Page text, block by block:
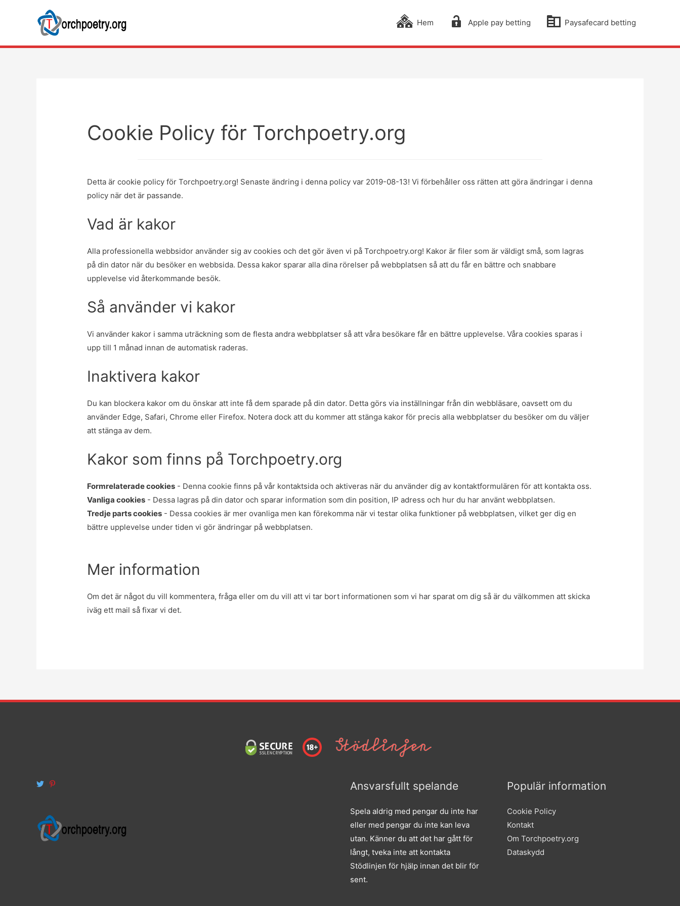
Hem Apple pay betting Paysafecard betting
Cookie Policy för Torchpoetry.org
Detta är cookie policy för Torchpoetry.org! Senaste ändring i denna policy var 2019-08-13! Vi förbehåller oss rätten att göra ändringar i denna
policy när det är passande.
Vad är kakor
Alla professionella webbsidor använder sig av cookies och det gör även vi på Torchpoetry.org! Kakor är filer som är väldigt små, som lagras
på din dator när du besöker en webbsida. Dessa kakor sparar alla dina rörelser på webbplatsen så att du får en bättre och snabbare
upplevelse vid återkommande besök.
Så använder vi kakor
Vi använder kakor i samma uträckning som de flesta andra webbplatser så att våra besökare får en bättre upplevelse. Våra cookies sparas i
upp till 1 månad innan de automatisk raderas.
Inaktivera kakor
Du kan blockera kakor om du önskar att inte få dem sparade på din dator. Detta görs via inställningar från din webbläsare, oavsett om du
använder Edge, Safari, Chrome eller Firefox. Notera dock att du kommer att stänga kakor för precis alla webbplatser du besöker om du väljer
att stänga av dem.
Kakor som finns på Torchpoetry.org
Formrelaterade cookies - Denna cookie finns på vår kontaktsida och aktiveras när du använder dig av kontaktformulären för att kontakta oss.
Vanliga cookies - Dessa lagras på din dator och sparar information som din position, IP adress och hur du har använt webbplatsen.
Tredje parts cookies - Dessa cookies är mer ovanliga men kan förekomma när vi testar olika funktioner på webbplatsen, vilket ger dig en
bättre upplevelse under tiden vi gör ändringar på webbplatsen.
Mer information
Om det är något du vill kommentera, fråga eller om du vill att vi tar bort informationen som vi har sparat om dig så är du välkommen att skicka
iväg ett mail så fixar vi det.
Ansvarsfullt spelande
Spela aldrig med pengar du inte har
eller med pengar du inte kan leva
utan. Känner du att det har gått för
långt, tveka inte att kontakta
Stödlinjen för hjälp innan det blir för
sent.
Populär information
Cookie Policy
Kontakt
Om Torchpoetry.org
Dataskydd